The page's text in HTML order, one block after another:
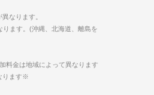
なります。
ます。(沖縄、北海道、離島を
料金は地域によって異なります
ります※